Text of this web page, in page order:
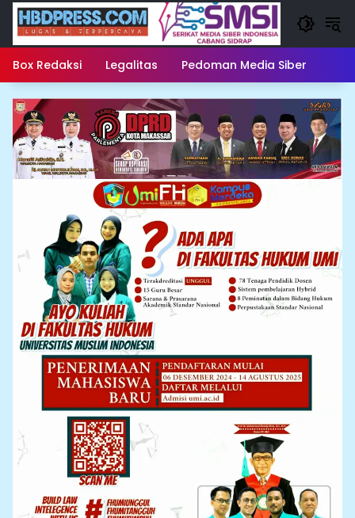
Langsung
konten
Box Redaksi Legalitas Pedoman Media Siber